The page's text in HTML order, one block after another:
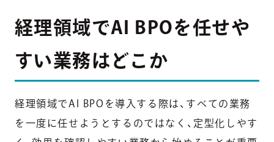
経理領域でAI BPOを任せや
すい業務はどこか
経理領域でAI BPOを導入する際は、すべての業務
を一度に任せようとするのではなく、定型化しやす